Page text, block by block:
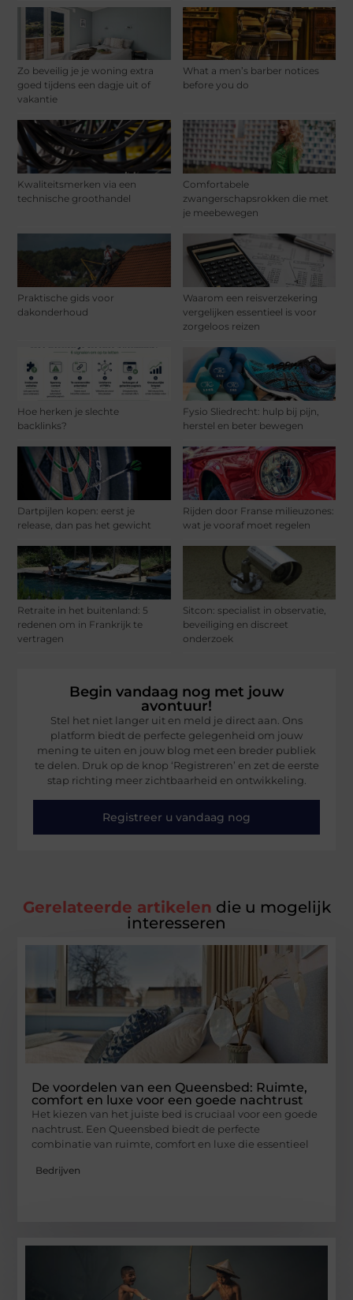
Zo beveilig je je woning extra
goed tijdens een dagje uit of
vakantie
What a men’s barber notices
before you do
Kwaliteitsmerken via een
technische groothandel
Comfortabele
zwangerschapsrokken die met
je meebewegen
Praktische gids voor
dakonderhoud
Waarom een reisverzekering
vergelijken essentieel is voor
zorgeloos reizen
Hoe herken je slechte
backlinks?
Fysio Sliedrecht: hulp bij pijn,
herstel en beter bewegen
Dartpijlen kopen: eerst je
release, dan pas het gewicht
Rijden door Franse milieuzones:
wat je vooraf moet regelen
Retraite in het buitenland: 5
redenen om in Frankrijk te
vertragen
Sitcon: specialist in observatie,
beveiliging en discreet
onderzoek
Begin vandaag nog met jouw
avontuur!
Stel het niet langer uit en meld je direct aan. Ons
platform biedt de perfecte gelegenheid om jouw
mening te uiten en jouw blog met een breder publiek
te delen. Druk op de knop ‘Registreren’ en zet de eerste
stap richting meer zichtbaarheid en ontwikkeling.
Registreer u vandaag nog
Gerelateerde artikelen die u mogelijk
interesseren
De voordelen van een Queensbed: Ruimte,
comfort en luxe voor een goede nachtrust
Het kiezen van het juiste bed is cruciaal voor een goede
nachtrust. Een Queensbed biedt de perfecte
combinatie van ruimte, comfort en luxe die essentieel
Bedrijven